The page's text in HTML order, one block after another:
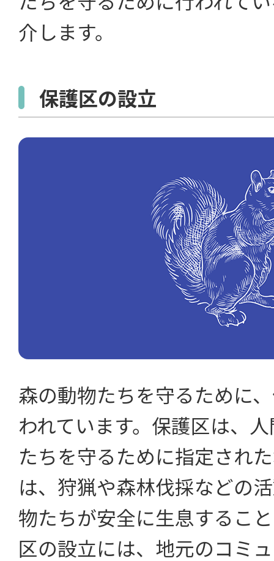
介します。
保護区の設立
森の動物たちを守るために
われています。保護区は、
たちを守るために指定され
は、狩猟や森林伐採などの
物たちが安全に生息するこ
区の設立には、地元のコミ